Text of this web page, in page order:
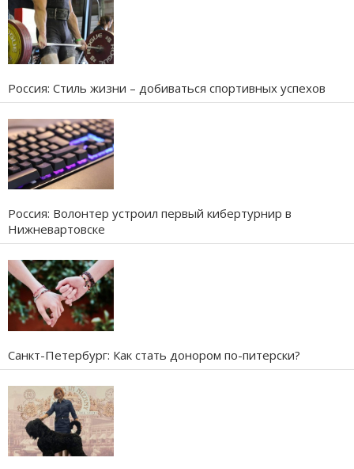
Россия: Стиль жизни – добиваться спортивных успехов
Россия: Волонтер устроил первый кибертурнир в
Нижневартовске
Санкт-Петербург: Как стать донором по-питерски?